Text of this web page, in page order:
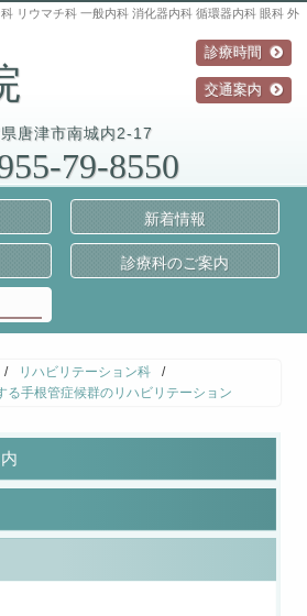
リウマチ科 一般内科 消化器内科 循環器内科 眼科 外
唐津市南城内2-17
79-8550
診療時間
交通案内
新着情報
診療科のご案内
/ リハビリテーション科
/
る手根管症候群のリハビリテーション